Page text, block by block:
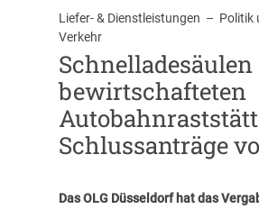
Liefer- & Dienstleistungen
  –
Politik
Verkehr
Schnelladesäulen
bewirtschafteten
Schlussanträge
Das OLG Düsseldorf hat das